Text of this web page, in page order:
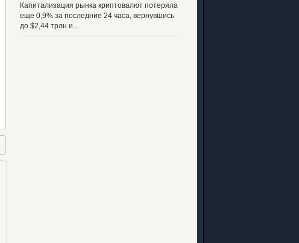
Капитализация рынка криптовалют потеряла
еще 0,9% за последние 24 часа, вернувшись
до $2,44 трлн и...